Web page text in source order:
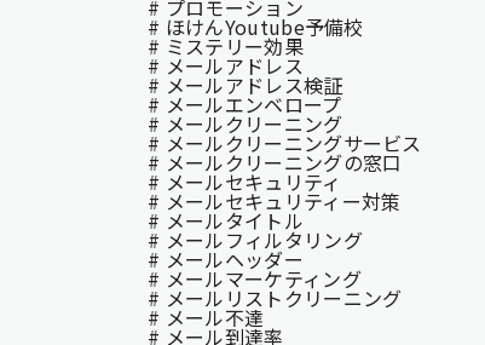
# プロモーション
# ほけんYoutube予備校
# ミステリー効果
# メールアドレス
# メールアドレス検証
# メールエンベロープ
# メールクリーニング
# メールクリーニングサービス
# メールクリーニングの窓口
# メールセキュリティ
# メールセキュリティー対策
# メールタイトル
# メールフィルタリング
# メールヘッダー
# メールマーケティング
# メールリストクリーニング
# メール不達
# メール到達率